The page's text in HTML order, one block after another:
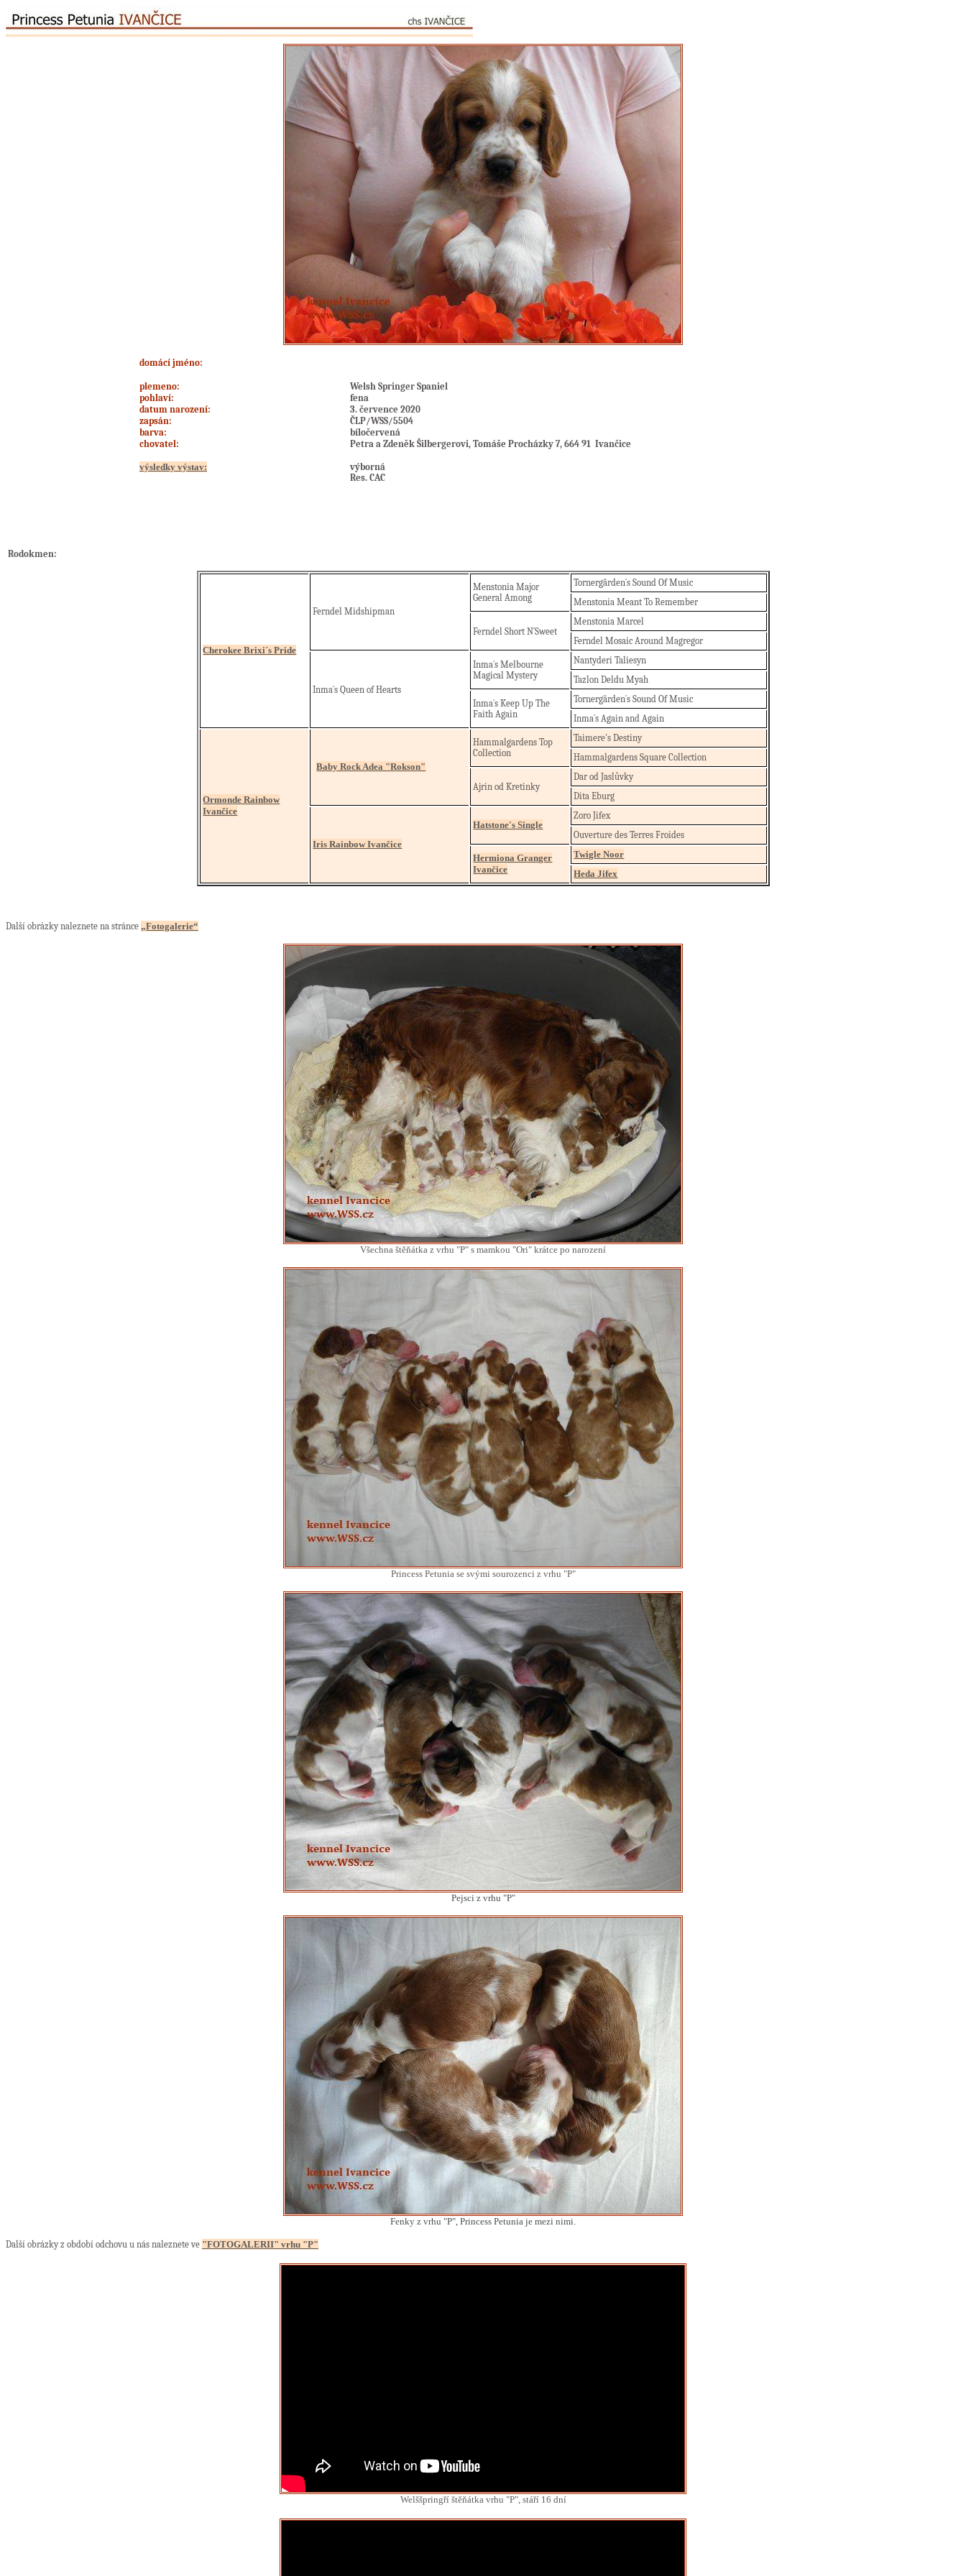
domácí jméno:
plemeno:
Welsh Springer Spaniel
pohlaví:
fena
datum narození:
3. července 2020
zapsán:
ČLP/WSS/5504
barva:
bíločervená
chovatel:
Petra a Zdeněk Šilbergerovi, Tomáše Procházky 7, 664 91 Ivančice
výsledky výstav:
výborná
Res. CAC
Rodokmen:
Cherokee Brixi´s Pride
Ferndel Midshipman
Menstonia Major
General Among
Tornergärden´s Sound Of Music
Menstonia Meant To Remember
Ferndel Short N´Sweet
Menstonia Marcel
Ferndel Mosaic Around Magregor
Inma´s Queen of Hearts
Inma´s Melbourne
Magical Mystery
Nantyderi Taliesyn
Tazlon Deldu Myah
Inma´s Keep Up The
Faith Again
Tornergärden´s Sound Of Music
Inma´s Again and Again
Ormonde Rainbow
Ivančice
Baby Rock Adea "Rokson"
Hammalgardens Top
Collection
Taimere's Destiny
Hammalgardens Square Collection
Ajrin od Kretinky
Dar od Jaslůvky
Dita Eburg
Iris Rainbow Ivančice
Hatstone's Single
Zoro Jifex
Ouverture des Terres Froides
Hermiona Granger
Ivančice
Twigle Noor
Heda Jifex
Další obrázky naleznete na stránce „Fotogalerie“
Všechna štěňátka z vrhu "P" s mamkou "Ori" krátce po narození
Princess Petunia se svými sourozenci z vrhu "P"
Pejsci z vrhu "P"
Fenky z vrhu "P", Princess Petunia je mezi nimi.
Další obrázky z období odchovu u nás naleznete ve "FOTOGALERII" vrhu "P"
Welššpringří štěňátka vrhu "P", stáří 16 dní